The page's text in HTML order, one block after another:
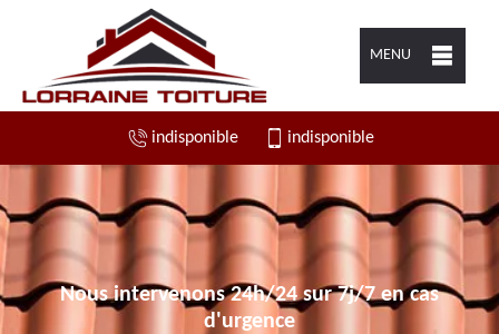
MENU
indisponible indisponible
Nous intervenons 24h/24 sur 7j/7 en cas
d'urgence